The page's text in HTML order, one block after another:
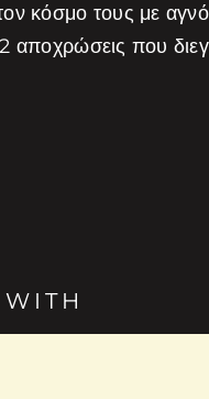
κόσμο τους με
αποχρώσεις που